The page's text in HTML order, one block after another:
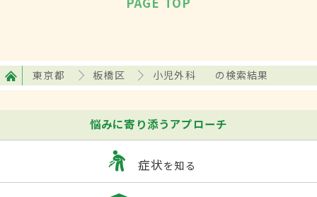
東京都 板橋区 小児外科 の検索結果
悩みに寄り添うアプローチ
症状を知る